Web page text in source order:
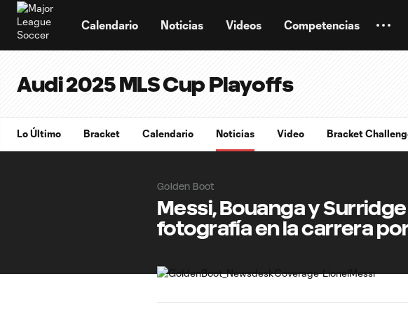
Calendario Noticias Videos Competencias
Audi 2025 MLS Cup Playoffs
Lo Último Bracket Calendario Noticias Video Bracket
Golden Boot
Messi, Bouanga y
fotografía en la carrera